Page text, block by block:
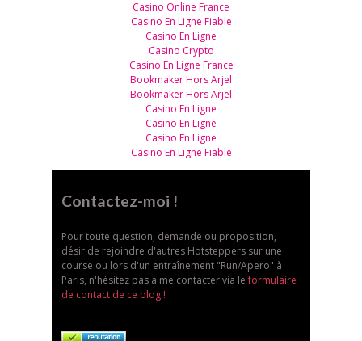
Casino Online France
Casino En Ligne Fiable
Casino En Ligne
Casino Crypto
Casino En Ligne France
Bookmaker Hors Arjel
Bookmaker Hors Arjel
Casino En Ligne
Casino En Ligne
Casino En Ligne
Casino En Ligne Fiable
Contactez-moi !
Pour toute question, demande ou proposition,
désir de rejoindre d'autres Hotsteppers sur une
course ou lors d'un entraînement "Run/Apero" à
Paris, n'hésitez pas à me contacter via leformulaire
de contact de ce blog !